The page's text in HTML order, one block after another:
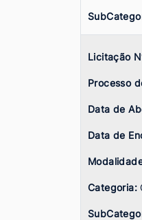
Licitação
Processo
Data de
Data de
Categoria: